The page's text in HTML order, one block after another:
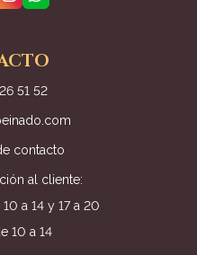
51 52
contacto
al cliente:
a 14 y 17 a 20
10 a 14